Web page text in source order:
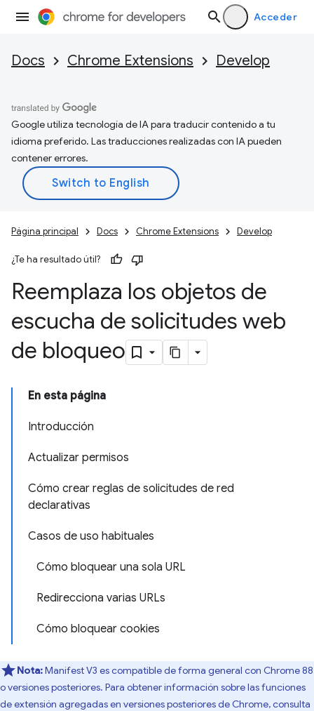
Acceder
Docs Chrome Extensions Develop
Google utiliza tecnología de IA para traducir contenido a tu
idioma preferido. Las traducciones realizadas con IA pueden
contener errores.
Página principal Docs Chrome Extensions Develop
¿Te ha resultado útil?
Reemplaza los objetos de
escucha de solicitudes web
de bloqueo
En esta página
Introducción
Actualizar permisos
Cómo crear reglas de solicitudes de red
declarativas
Casos de uso habituales
Cómo bloquear una sola URL
Redirecciona varias URLs
Cómo bloquear cookies
Nota:Manifest V3 es compatible de forma general con Chrome 88
o versiones posteriores. Para obtener información sobre las funciones
de extensión agregadas en versiones posteriores de Chrome, consulta